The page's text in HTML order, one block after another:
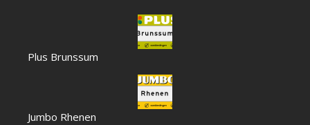
Plus Brunssum
Jumbo Rhenen